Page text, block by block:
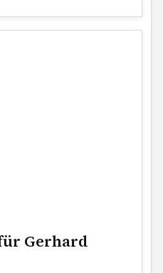
Gerhard